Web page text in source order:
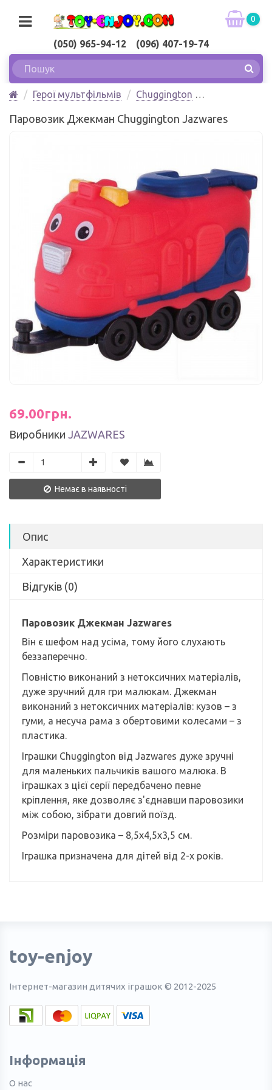
(050) 965-94-12 (096) 407-19-74
0
Герої мультфільмів
Chuggington
Паровозик Джекман Chuggington Jazwares
69.00грн.
Виробники JAZWARES
Немає в наявності
Опис
Характеристики
Відгуків (0)
Паровозик Джекман Jazwares
Він є шефом над усіма, тому його слухають
беззаперечно.
Повністю виконаний з нетоксичних матеріалів,
дуже зручний для гри малюкам. Джекман
виконаний з нетоксичних матеріалів: кузов – з
гуми, а несуча рама з обертовими колесами – з
пластика.
Іграшки Chuggіngton від Jazwares дуже зручні
для маленьких пальчиків вашого малюка. В
іграшках з цієї серії передбачено певне
кріплення, яке дозволяє з'єднавши паровозики
між собою, зібрати довгий поїзд.
Розміри паровозика – 8,5х4,5х3,5 cм.
Іграшка призначена для дітей від 2-х років.
toy-enjoy
Інтернет-магазин дитячих іграшок © 2012-2025
Інформація
О нас